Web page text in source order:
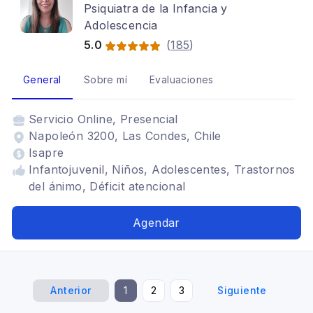
Psiquiatra de la Infancia y
Adolescencia
5.0
(185)
General Sobre mí Evaluaciones
Servicio Online, Presencial
Napoleón 3200, Las Condes, Chile
Isapre
Infantojuvenil, Niños, Adolescentes, Trastornos
del ánimo, Déficit atencional
Agendar
Anterior 1 2 3 Siguiente